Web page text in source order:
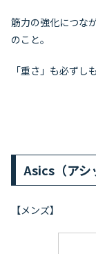
筋力の強化につな
のこと。
「重さ」も必ずし
Asics（アシ
【メンズ】